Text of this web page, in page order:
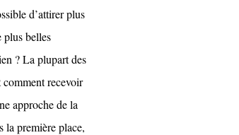
d’attirer plus
plus belles
? La plupart des
comment recevoir
approche de la
la première place,